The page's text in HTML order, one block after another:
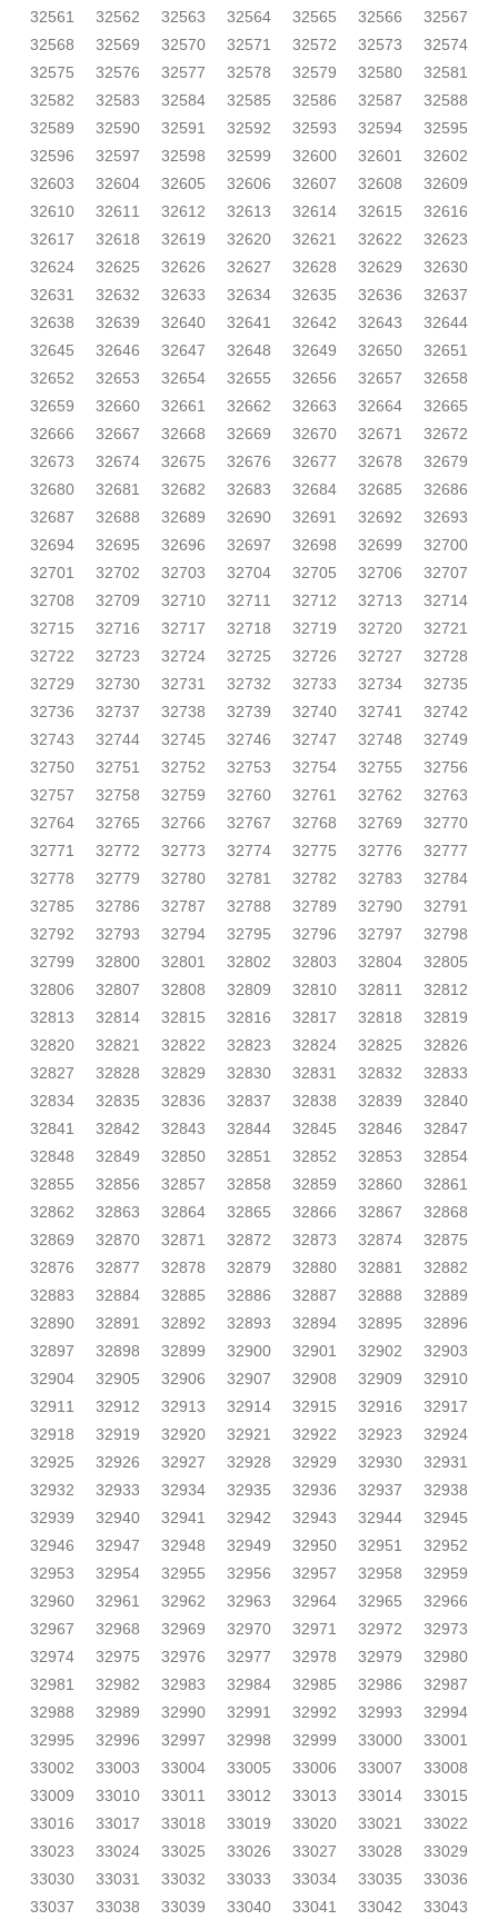
32561
32562 32563 32564 32565 32566
32567
32568
32569 32570 32571 32572 32573
32574
32575
32576 32577 32578 32579 32580
32581
32582
32583 32584 32585 32586 32587
32588
32589
32590 32591 32592 32593 32594
32595
32596
32597 32598 32599 32600 32601
32602
32603
32604 32605 32606 32607 32608
32609
32610
32611 32612 32613 32614 32615
32616
32617
32618 32619 32620 32621 32622
32623
32624
32625 32626 32627 32628 32629
32630
32631
32632 32633 32634 32635 32636
32637
32638
32639 32640 32641 32642 32643
32644
32645
32646 32647 32648 32649 32650
32651
32652
32653 32654 32655 32656 32657
32658
32659
32660 32661 32662 32663 32664
32665
32666
32667 32668 32669 32670 32671
32672
32673
32674 32675 32676 32677 32678
32679
32680
32681 32682 32683 32684 32685
32686
32687
32688 32689 32690 32691 32692
32693
32694
32695 32696 32697 32698 32699
32700
32701
32702 32703 32704 32705 32706
32707
32708
32709 32710 32711 32712 32713
32714
32715
32716 32717 32718 32719 32720
32721
32722
32723 32724 32725 32726 32727
32728
32729
32730 32731 32732 32733 32734
32735
32736
32737 32738 32739 32740 32741
32742
32743
32744 32745 32746 32747 32748
32749
32750
32751 32752 32753 32754 32755
32756
32757
32758 32759 32760 32761 32762
32763
32764
32765 32766 32767 32768 32769
32770
32771
32772 32773 32774 32775 32776
32777
32778
32779 32780 32781 32782 32783
32784
32785
32786 32787 32788 32789 32790
32791
32792
32793 32794 32795 32796 32797
32798
32799
32800 32801 32802 32803 32804
32805
32806
32807 32808 32809 32810 32811
32812
32813
32814 32815 32816 32817 32818
32819
32820
32821 32822 32823 32824 32825
32826
32827
32828 32829 32830 32831 32832
32833
32834
32835 32836 32837 32838 32839
32840
32841
32842 32843 32844 32845 32846
32847
32848
32849 32850 32851 32852 32853
32854
32855
32856 32857 32858 32859 32860
32861
32862
32863 32864 32865 32866 32867
32868
32869
32870 32871 32872 32873 32874
32875
32876
32877 32878 32879 32880 32881
32882
32883
32884 32885 32886 32887 32888
32889
32890
32891 32892 32893 32894 32895
32896
32897
32898 32899 32900 32901 32902
32903
32904
32905 32906 32907 32908 32909
32910
32911
32912 32913 32914 32915 32916
32917
32918
32919 32920 32921 32922 32923
32924
32925
32926 32927 32928 32929 32930
32931
32932
32933 32934 32935 32936 32937
32938
32939
32940 32941 32942 32943 32944
32945
32946
32947 32948 32949 32950 32951
32952
32953
32954 32955 32956 32957 32958
32959
32960
32961 32962 32963 32964 32965
32966
32967
32968 32969 32970 32971 32972
32973
32974
32975 32976 32977 32978 32979
32980
32981
32982 32983 32984 32985 32986
32987
32988
32989 32990 32991 32992 32993
32994
32995
32996 32997 32998 32999 33000
33001
33002
33003 33004 33005 33006 33007
33008
33009
33010 33011 33012 33013 33014
33015
33016
33017 33018 33019 33020 33021
33022
33023
33024 33025 33026 33027 33028
33029
33030
33031 33032 33033 33034 33035
33036
33037
33038 33039 33040 33041 33042 33043